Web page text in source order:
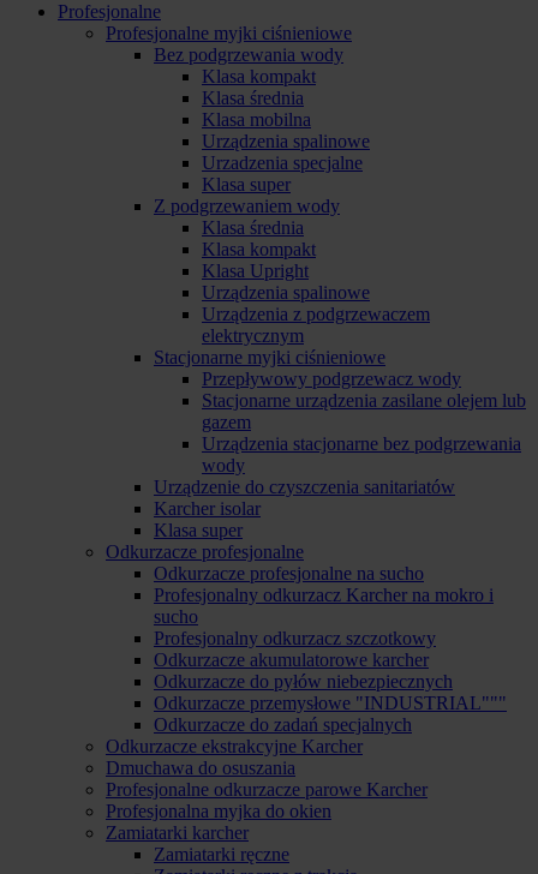
Profesjonalne
Profesjonalne myjki ciśnieniowe
Bez podgrzewania wody
Klasa kompakt
Klasa średnia
Klasa mobilna
Urządzenia spalinowe
Urzadzenia specjalne
Klasa super
Z podgrzewaniem wody
Klasa średnia
Klasa kompakt
Klasa Upright
Urządzenia spalinowe
Urządzenia z podgrzewaczem
elektrycznym
Stacjonarne myjki ciśnieniowe
Przepływowy podgrzewacz wody
Stacjonarne urządzenia zasilane olejem lub
gazem
Urządzenia stacjonarne bez podgrzewania
wody
Urządzenie do czyszczenia sanitariatów
Karcher isolar
Klasa super
Odkurzacze profesjonalne
Odkurzacze profesjonalne na sucho
Profesjonalny odkurzacz Karcher na mokro i
sucho
Profesjonalny odkurzacz szczotkowy
Odkurzacze akumulatorowe karcher
Odkurzacze do pyłów niebezpiecznych
Odkurzacze przemysłowe "INDUSTRIAL"""
Odkurzacze do zadań specjalnych
Odkurzacze ekstrakcyjne Karcher
Dmuchawa do osuszania
Profesjonalne odkurzacze parowe Karcher
Profesjonalna myjka do okien
Zamiatarki karcher
Zamiatarki ręczne